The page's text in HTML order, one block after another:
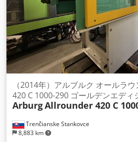
Trenčianske Stankovce
8,883 km
（2014年）アルブルク オールラ
420 C 1000-290 ゴールデンエディ
ArburgAllrounder 420 C